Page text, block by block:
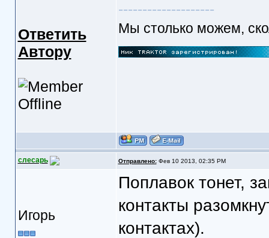
Ответить
Автору
--------------------
Мы столько можем,
слесарь Отправлено:Фев 10 2013, 02:35 PM
Игорь
Поплавок тонет,
контакты
контактах).